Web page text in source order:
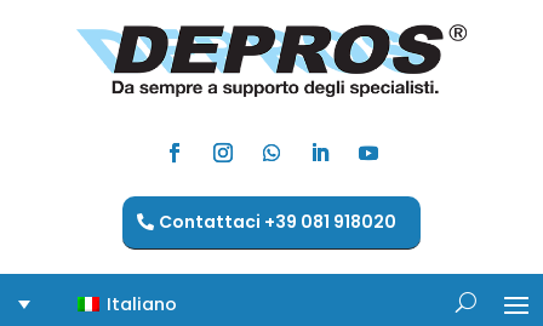
Contattaci +39 081 918020
Italiano